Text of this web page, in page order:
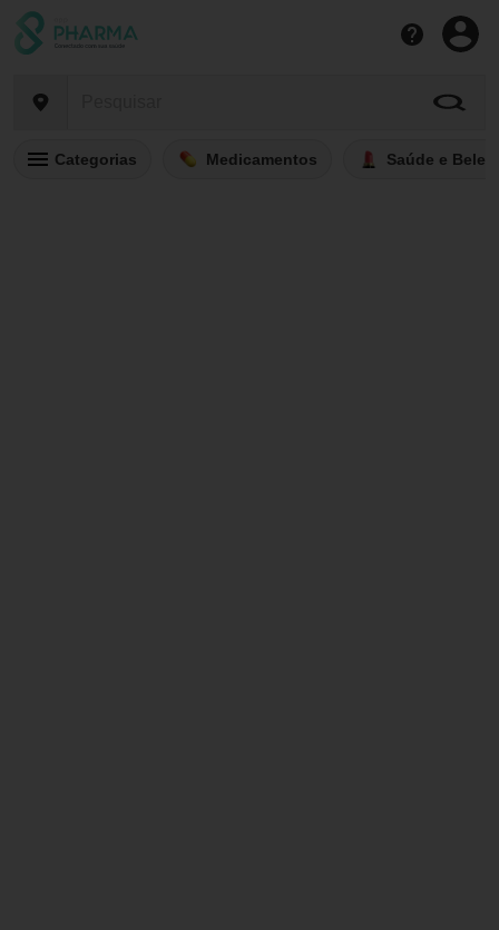
Categorias Medicamentos Saúde e